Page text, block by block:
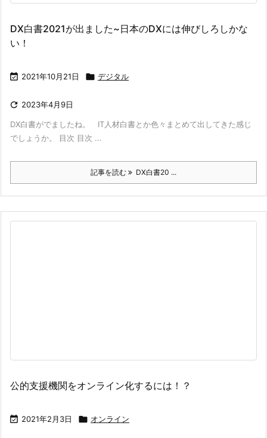
DX白書2021が出ました~日本のDXには伸びしろしかな
い！
 2021年10月21日  デジタル
 2023年4月9日
DX白書がでましたね。 IT人材白書とか色々まとめて出してきた感じ
でしょうか。 目次 目次 ...
記事を読む DX白書20 ...
公的支援機関をオンライン化するには！？
 2021年2月3日  オンライン